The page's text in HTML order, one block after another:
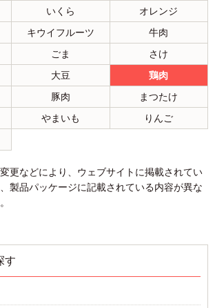
いくら
オレンジ
キウイフルーツ
牛肉
ごま
さけ
大豆
鶏肉
豚肉
まつたけ
やまいも
りんご
更などにより、ウェブサイトに掲載されてい
製品パッケージに記載されている内容が異な
す